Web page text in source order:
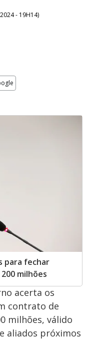
- 19H14)
para fechar
milhões
acerta os
contrato de
milhões, válido
aliados próximos